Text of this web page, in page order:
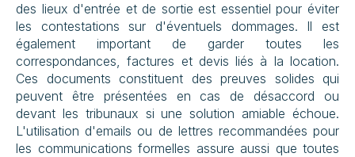
des lieux d'entrée et de sortie est essentiel pour éviter
les contestations sur d'éventuels dommages. Il est
également important de garder toutes les
correspondances, factures et devis liés à la location.
Ces documents constituent des preuves solides qui
peuvent être présentées en cas de désaccord ou
devant les tribunaux si une solution amiable échoue.
L'utilisation d'emails ou de lettres recommandées pour
les communications formelles assure aussi que toutes